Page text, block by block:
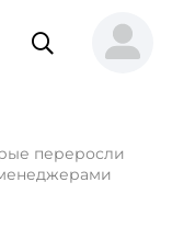
переросли